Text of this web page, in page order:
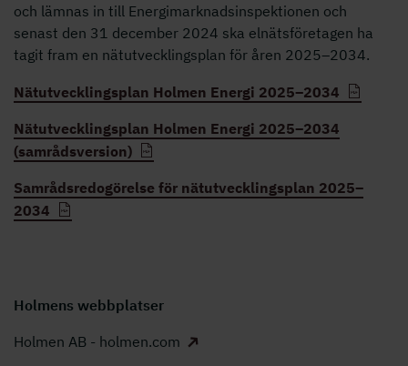
och lämnas in till Energimarknadsinspektionen och
senast den 31 december 2024 ska elnätsföretagen ha
tagit fram en nätutvecklingsplan för åren 2025–2034.
Nätutvecklingsplan Holmen Energi 2025–2034
Nätutvecklingsplan Holmen Energi 2025–2034
(samrådsversion)
Samrådsredogörelse för nätutvecklingsplan 2025–
2034
Holmens webbplatser
Holmen AB - holmen.com